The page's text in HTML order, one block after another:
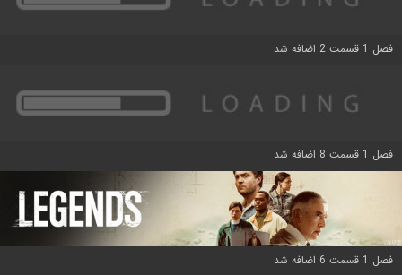
فصل 1 قسمت 2 اضافه شد
فصل 1 قسمت 8 اضافه شد
فصل 1 قسمت 6 اضافه شد